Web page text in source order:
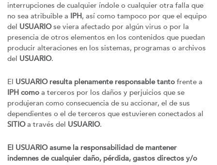
interrupciones de cualquier índole o cualquier otra falla que
no sea atribuible a IPH, así como tampoco por que el equipo
del USUARIOse viera afectado por algún virus o por la
presencia de otros elementos en los contenidos que puedan
producir alteraciones en los sistemas, programas o archivos
del USUARIO.
El USUARIO resulta plenamente responsable tanto frente a
IPH como a terceros por los daños y perjuicios que se
produjeran como consecuencia de su accionar, el de sus
dependientes o el de terceros que estuvieren conectados al
SITIOa través del USUARIO.
El USUARIO asume la responsabilidad de mantener
indemnes de cualquier daño, pérdida, gastos directos y/o